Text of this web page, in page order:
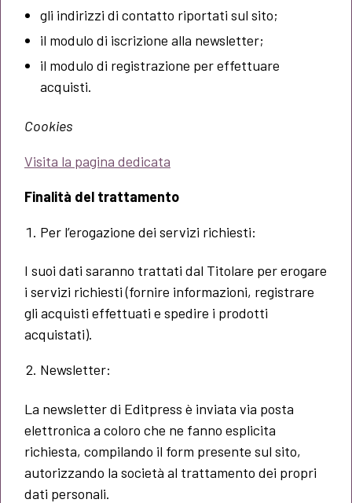
gli indirizzi di contatto riportati sul sito;
il modulo di iscrizione alla newsletter;
il modulo di registrazione per effettuare
acquisti.
Cookies
Visita la pagina dedicata
Finalità del trattamento
Per l’erogazione dei servizi richiesti:
I suoi dati saranno trattati dal Titolare per erogare
i servizi richiesti (fornire informazioni, registrare
gli acquisti effettuati e spedire i prodotti
acquistati).
Newsletter:
La newsletter di Editpress è inviata via posta
elettronica a coloro che ne fanno esplicita
richiesta, compilando il form presente sul sito,
autorizzando la società al trattamento dei propri
dati personali.